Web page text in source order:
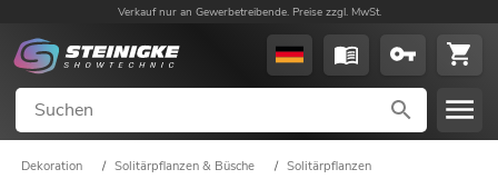
Verkauf nur an Gewerbetreibende. Preise zzgl. MwSt.
Dekoration / Solitärpflanzen & Büsche / Solitärpflanzen